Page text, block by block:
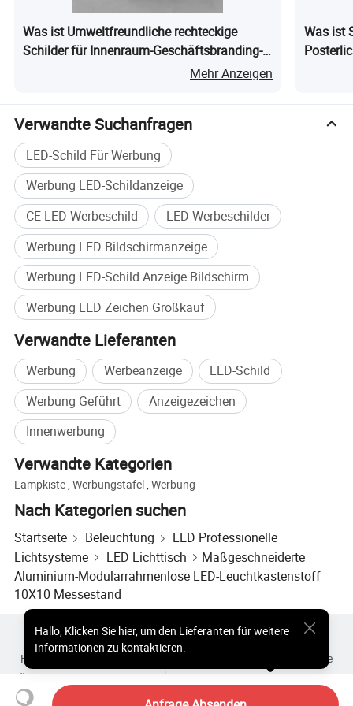
zusammenarbeiten können oder nicht, Sie sind total geschätzt. Wir
glauben, dass Sie gerne mit uns sprechen werden!
Was ist Umweltfreundliche rechteckige
Schilder für Innenraum-Geschäftsbranding-
Mehr Anzeigen
Was ist
Verwandte Suchanfragen
LED-Schild Für Werbung
Werbung LED-Schildanzeige
CE LED-Werbeschild
LED-Werbeschilder
Werbung LED Bildschirmanzeige
Werbung LED-Schild Anzeige Bildschirm
Werbung LED Zeichen Großkauf
Verwandte Lieferanten
Werbung Werbeanzeige
LED-Schild
Werbung Geführt
Anzeigezeichen
Innenwerbung
Verwandte Kategorien
Lampkiste ,Werbungstafel ,Werbung
Nach Kategorien suchen
Startseite Beleuchtung
LED Professionelle
Lichtsysteme
LED Lichttisch
Maßgeschneiderte
Aluminium-Modularrahmenlose LED-Leuchtkastenstoff
10X10 Messestand
Hallo, Klicken Sie hier, um den Lieferanten für weitere
Informationen zu kontaktieren.
Heiße Produkte
Heiße Produkte Preis
Heiße Großhandelsprodukte
Einblicke
Über uns
Nutzungsvertrag Datenschutzerklärung
Kontakt
Copyright © 2026 Focus Technology Co., Ltd. All Rights Reserved